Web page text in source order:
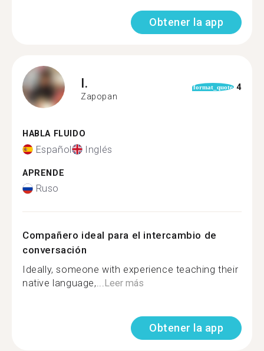
Obtener la app
I.
Zapopan
format_quote 4
HABLA FLUIDO
Español Inglés
APRENDE
Ruso
Compañero ideal para el intercambio de
conversación
Ideally, someone with experience teaching their
native language,...Leer más
Obtener la app